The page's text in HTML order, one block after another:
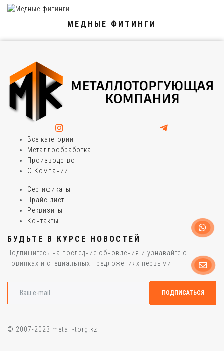
МЕДНЫЕ ФИТИНГИ
Все категории
Металлообработка
Производство
О Компании
Сертификаты
Прайс-лист
Реквизиты
Контакты
БУДЬТЕ В КУРСЕ НОВОСТЕЙ
Подпишитесь на последние обновления и узнавайте о
новинках и специальных предложениях первыми
© 2007-2023 metall-torg.kz